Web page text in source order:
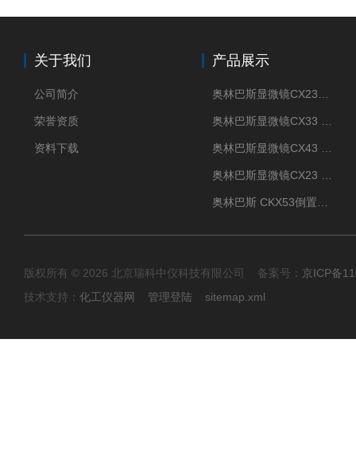
关于我们
公司简介
荣誉资质
资料下载
产品展示
版权所有 © 2026 北京瑞科中仪科技有限公司 备案号： 京ICP备
技术支持： 化工仪器网 管理登陆 sitemap.xml